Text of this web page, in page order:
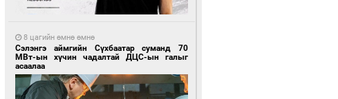
8 цагийн өмнө өмнө
Сэлэнгэ аймгийн Сүхбаатар суманд 70
МВт-ын хүчин чадалтай ДЦС-ын галыг
асаалаа